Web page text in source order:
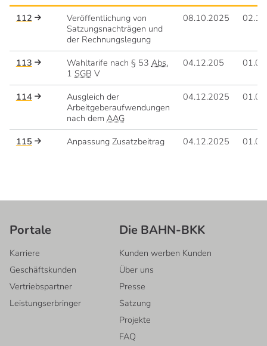
112
Veröffentlichung von
Satzungsnachträgen und
der Rechnungslegung
08.10.2025
113 Wahltarife nach § 53 Abs.
1SGB V
04.12.205
114
Ausgleich der
Arbeitgeberaufwendungen
nach dem AAG
04.12.2025
115 Anpassung Zusatzbeitrag 04.12.2025
Portale
Karriere
Geschäftskunden
Vertriebspartner
Leistungserbringer
Die BAHN-BKK
Kunden werben Kunden
Über uns
Presse
Satzung
Projekte
FAQ